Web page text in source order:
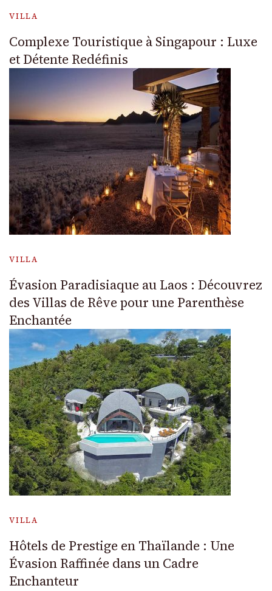
VILLA
Complexe Touristique à Singapour : Luxe
et Détente Redéfinis
VILLA
Évasion Paradisiaque au Laos : Découvrez
des Villas de Rêve pour une Parenthèse
Enchantée
VILLA
Hôtels de Prestige en Thaïlande : Une
Évasion Raffinée dans un Cadre
Enchanteur